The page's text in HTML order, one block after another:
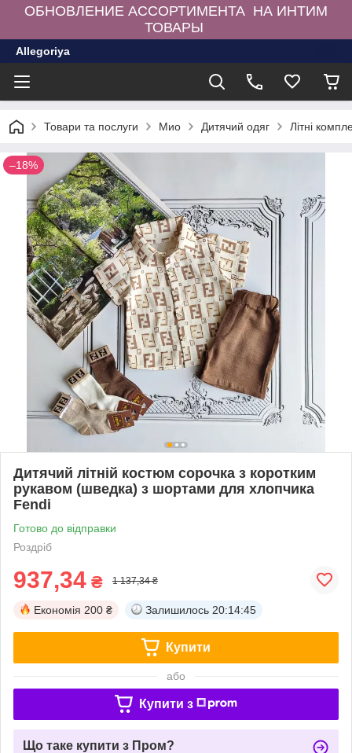
ОБНОВЛЕНИЕ АССОРТИМЕНТА НА ИНТИМ
ТОВАРЫ
Allegoriya
Товари та послуги Мио Дитячий одяг Літні
–18%
Дитячий літній костюм сорочка з коротким
рукавом (шведка) з шортами для хлопчика
Fendi
Готово до відправки
Роздріб
937,34 ₴ 1 137,34 ₴
Економія 200 ₴ Залишилось 20:14:44
Купити
або
Купити з
Що таке купити з Пром?